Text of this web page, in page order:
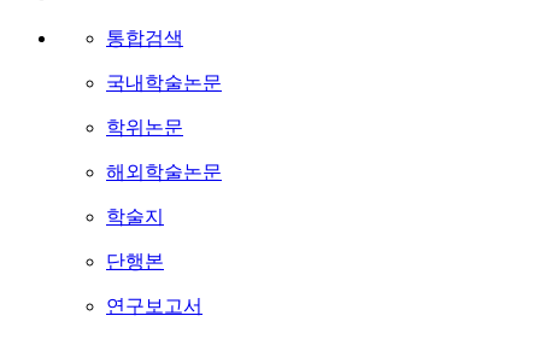
통합검색
국내학술논문
학위논문
해외학술논문
학술지
단행본
연구보고서